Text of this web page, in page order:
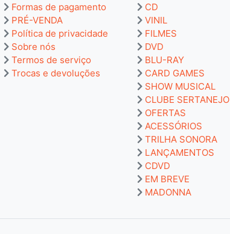
Formas de pagamento
PRÉ-VENDA
Política de privacidade
Sobre nós
Termos de serviço
Trocas e devoluções
CD
VINIL
FILMES
DVD
BLU-RAY
CARD GAMES
SHOW MUSICAL
CLUBE SERTANEJO
OFERTAS
ACESSÓRIOS
TRILHA SONORA
LANÇAMENTOS
CDVD
EM BREVE
MADONNA